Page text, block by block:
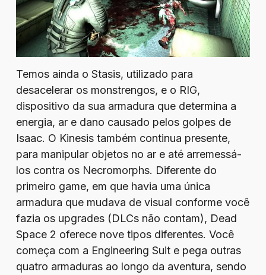
Temos ainda o Stasis, utilizado para
desacelerar os monstrengos, e o RIG,
dispositivo da sua armadura que determina a
energia, ar e dano causado pelos golpes de
Isaac. O Kinesis também continua presente,
para manipular objetos no ar e até arremessá-
los contra os Necromorphs. Diferente do
primeiro game, em que havia uma única
armadura que mudava de visual conforme você
fazia os upgrades (DLCs não contam), Dead
Space 2 oferece nove tipos diferentes. Você
começa com a Engineering Suit e pega outras
quatro armaduras ao longo da aventura, sendo